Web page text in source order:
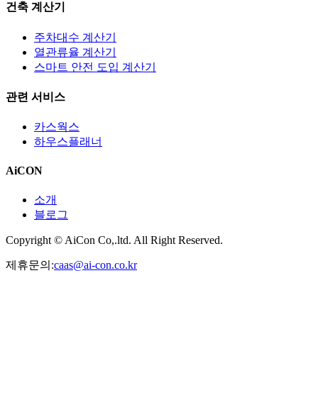
건축 계산기
주차대수 계산기
열관류율 계산기
스마트 안전 도입 계산기
관련 서비스
카스웍스
하우스플래너
AiCON
소개
블로그
Copyright © AiCon Co,.ltd. All Right Reserved.
제휴문의:caas@ai-con.co.kr